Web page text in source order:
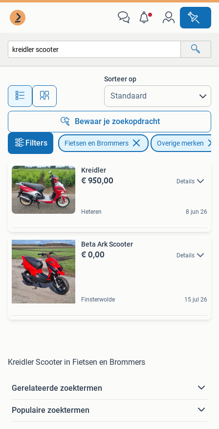
Alle afstanden…
Sorteer op
Bewaar je zoekopdracht
Filters Fietsen en Brommers Overige merken
Kreidler
€ 950,00 Details
Heteren 8 jun 26
Beta Ark Scooter
€ 0,00 Details
Finsterwolde 15 jul 26
Kreidler Scooter in Fietsen en Brommers
Gerelateerde zoektermen
Populaire zoektermen